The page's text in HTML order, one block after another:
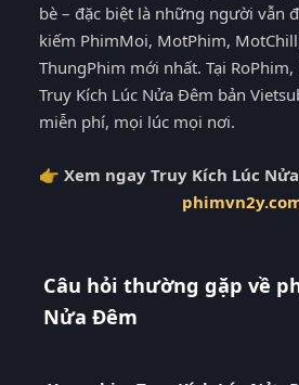
bè – đặc biệt là những người vẫn
kiếm PhimMoi, MotPhim,
ThungPhim mới nhất. Tại
Truy Kích Lúc Nửa Đêm bản
miễn phí, mọi lúc mọi nơi.
👉 Xem ngay Truy Kích Lúc
Câu hỏi thường gặp về
Nửa Đêm